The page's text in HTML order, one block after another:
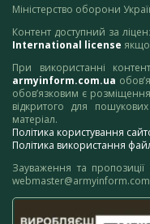
Міністерство оборони
Контент доступний за
International license
При використанні
armyinform.com.ua
обов’язковим є
відкритого для
матеріал.
Політика користування
Політика використання
Зауваження та